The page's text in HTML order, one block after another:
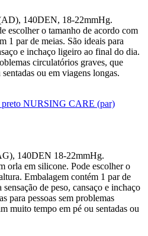
140DEN, 18-22mmHg.
escolher o tamanho de acordo com
1 par de meias. São ideais para
e inchaço ligeiro ao final do dia.
circulatórios graves, que
ou em viagens longas.
preto NURSING CARE (par)
140DEN 18-22mmHg.
orla em silicone. Pode escolher o
Embalagem contém 1 par de
de peso, cansaço e inchaço
para pessoas sem problemas
muito tempo em pé ou sentadas ou